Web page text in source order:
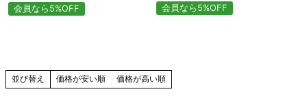
会員なら5%OFF
会員なら5%OFF
並び替え 価格が安い順 価格が高い順